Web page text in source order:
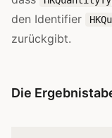
den Identifier
zurückgibt.
Die